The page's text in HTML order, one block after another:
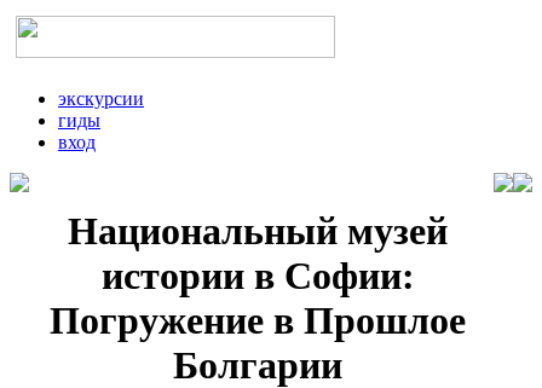
экскурсии
гиды
вход
Национальный музей
истории в Софии:
Погружение в Прошлое
Болгарии